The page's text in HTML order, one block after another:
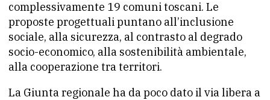
complessivamente 19 comuni toscani. Le
proposte progettuali puntano all’inclusione
sociale, alla sicurezza, al contrasto al degrado
socio-economico, alla sostenibilità ambientale,
alla cooperazione tra territori.
La Giunta regionale ha da poco dato il via libera a